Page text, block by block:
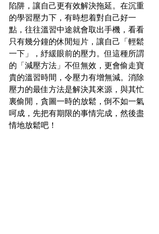
陷阱，讓自己更有效解決拖延。在沉重
的學習壓力下，有時想着對自己好一
點，往往溫習中途就會取出手機，看看
只有幾分鐘的休閒短片，讓自己「輕鬆
一下」，紓緩眼前的壓力。但這種所謂
的「減壓方法」不但無效，更會偷走寶
貴的溫習時間，令壓力有增無減。消除
壓力的最佳方法是解決其來源，與其忙
裏偷閒，貪圖一時的放鬆，倒不如一氣
呵成，先把有期限的事情完成，然後盡
情地放鬆吧！